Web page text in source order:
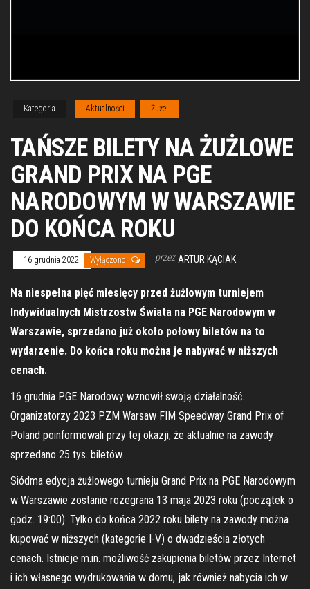
Kategoria Aktualności Żużel
TAŃSZE BILETY NA ŻUŻLOWE
GRAND PRIX NA PGE
NARODOWYM W WARSZAWIE
DO KOŃCA ROKU
16 grudnia 2022 Wyłączono przez ARTUR KĄCIAK
Na niespełna pięć miesięcy przed żużlowym turniejem
Indywidualnych Mistrzostw Świata na PGE Narodowym w
Warszawie, sprzedano już około połowy biletów na to
wydarzenie. Do końca roku można je nabywać w niższych
cenach.
16 grudnia PGE Narodowy wznowił swoją działalność.
Organizatorzy 2023 PZM Warsaw FIM Speedway Grand Prix of
Poland poinformowali przy tej okazji, że aktualnie na zawody
sprzedano 25 tys. biletów.
Siódma edycja żużlowego turnieju Grand Prix na PGE Narodowym
w Warszawie zostanie rozegrana 13 maja 2023 roku (początek o
godz. 19:00). Tylko do końca 2022 roku bilety na zawody można
kupować w niższych (kategorie I-V) o dwadzieścia złotych
cenach. Istnieje m.in. możliwość zakupienia biletów przez Internet
i ich własnego wydrukowania w domu, jak również nabycia ich w